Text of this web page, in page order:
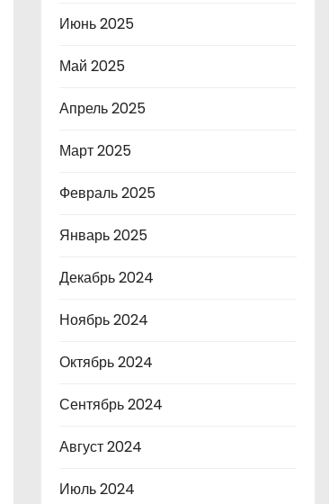
Июнь 2025
Май 2025
Апрель 2025
Март 2025
Февраль 2025
Январь 2025
Декабрь 2024
Ноябрь 2024
Октябрь 2024
Сентябрь 2024
Август 2024
Июль 2024